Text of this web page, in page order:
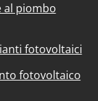
al piombo
fotovoltaici
fotovoltaico